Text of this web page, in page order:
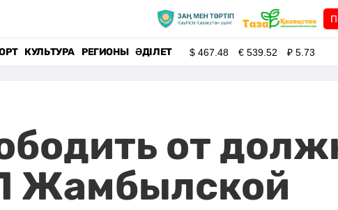
КУЛЬТУРА РЕГИОНЫ ӘДІЛЕТ $467.48 €539.52 ₽5.73
от
Жамбылской